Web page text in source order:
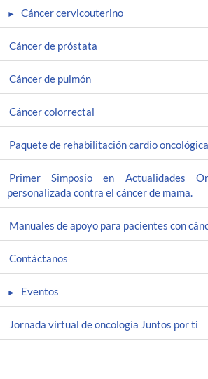
Cáncer cervicouterino
Cáncer de próstata
Cáncer de pulmón
Cáncer colorrectal
Paquete de rehabilitación cardio oncológica
Primer Simposio en Actualidades
personalizada contra el cáncer de mama.
Manuales de apoyo para pacientes con
Contáctanos
Eventos
Jornada virtual de oncología Juntos por ti